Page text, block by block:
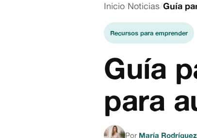
Inicio Noticias Guía
Recursos para emprender
Guía
para
Por María Rodríguez